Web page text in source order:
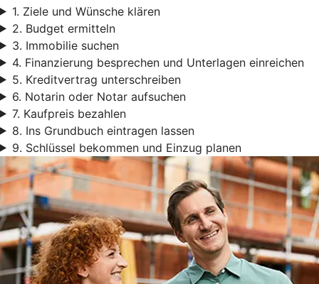
1. Ziele und Wünsche klären
2. Budget ermitteln
3. Immobilie suchen
4. Finanzierung besprechen und Unterlagen einreichen
5. Kreditvertrag unterschreiben
6. Notarin oder Notar aufsuchen
7. Kaufpreis bezahlen
8. Ins Grundbuch eintragen lassen
9. Schlüssel bekommen und Einzug planen